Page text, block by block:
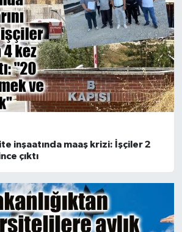
inşaatında maaş krizi: İşçiler 2
çıktı